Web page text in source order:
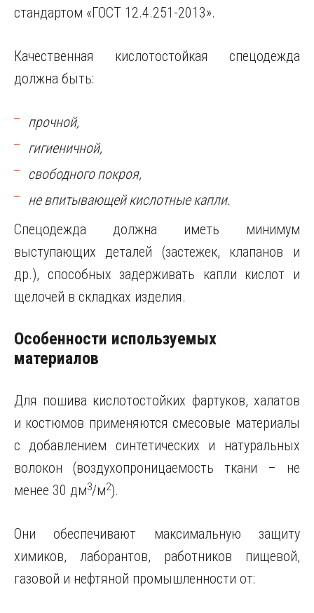
стандартом «ГОСТ 12.4.251-2013».
Качественная кислотостойкая спецодежда
должна быть:
прочной,
гигиеничной,
свободного покроя,
не впитывающей кислотные капли.
Спецодежда должна иметь минимум
выступающих деталей (застежек, клапанов и
др.), способных задерживать капли кислот и
щелочей в складках изделия.
Особенности используемых
материалов
Для пошива кислотостойких фартуков, халатов
и костюмов применяются смесовые материалы
с добавлением синтетических и натуральных
волокон (воздухопроницаемость ткани – не
менее 30 дм3/м2).
Они обеспечивают максимальную защиту
химиков, лаборантов, работников пищевой,
газовой и нефтяной промышленности от: